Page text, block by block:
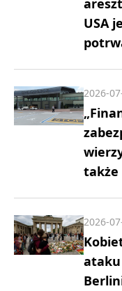
USA
także
2026-
ataku
2026-